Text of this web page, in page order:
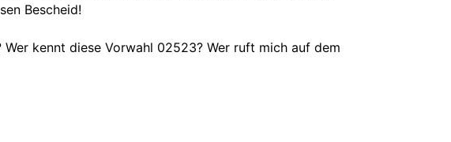
Bescheid!
kennt diese Vorwahl 02523? Wer ruft mich auf dem